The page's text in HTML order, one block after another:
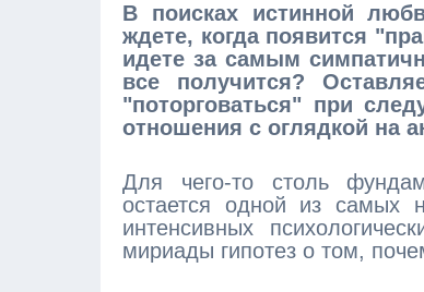
В поисках истинной
ждете, когда появится
идете за самым
все получится?
"поторговаться" при
отношения с оглядкой на
Для чего-то столь
остается одной из самых
интенсивных
мириады гипотез о том,